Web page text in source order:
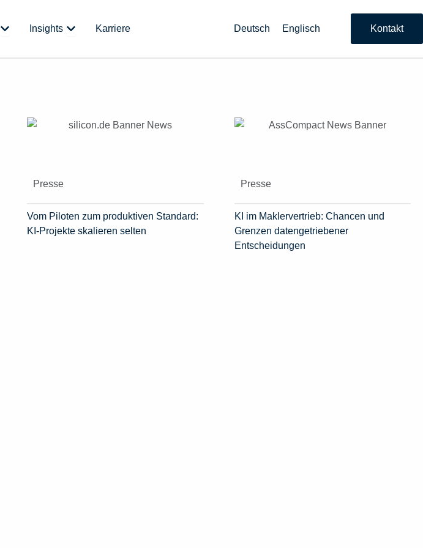
Öffne Über uns
Insights Öffne Insights
Karriere Deutsch Englisch Kontakt
Presse
Vom Piloten zum produktiven Standard:
KI-Projekte skalieren selten
Presse
KI im Maklervertrieb: Chancen und
Grenzen datengetriebener
Entscheidungen